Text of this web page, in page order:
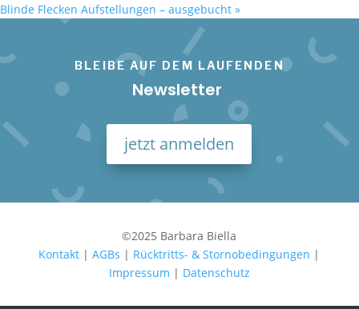
Blinde Flecken Aufstellungen – ausgebucht »
BLEIBE AUF DEM LAUFENDEN
Newsletter
jetzt anmelden
©2025 Barbara Biella
Kontakt |AGBs | Rücktritts- & Stornobedingungen |
Impressum | Datenschutz